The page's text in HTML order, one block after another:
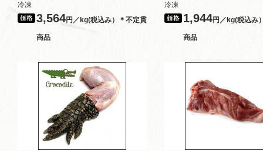
冷凍
3,564円／kg(税込み）＊不定貫
商品
冷凍
1,944円／kg(税込み
商品